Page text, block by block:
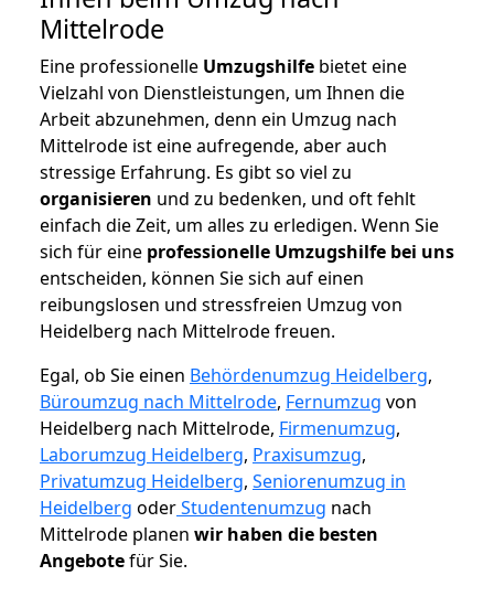
Mittelrode
Eine professionelle Umzugshilfe bietet eine
Vielzahl von Dienstleistungen, um Ihnen die
Arbeit abzunehmen, denn ein Umzug nach
Mittelrode ist eine aufregende, aber auch
stressige Erfahrung. Es gibt so viel zu
organisieren und zu bedenken, und oft fehlt
einfach die Zeit, um alles zu erledigen. Wenn Sie
sich für eine professionelle Umzugshilfe bei uns
entscheiden, können Sie sich auf einen
reibungslosen und stressfreien Umzug von
Heidelberg nach Mittelrode freuen.
Egal, ob Sie einen Behördenumzug Heidelberg,
Büroumzug nach Mittelrode, Fernumzug von
Heidelberg nach Mittelrode, Firmenumzug,
Laborumzug Heidelberg, Praxisumzug,
Privatumzug Heidelberg, Seniorenumzug in
Heidelberg oderStudentenumzug nach
Mittelrode planen wir haben die besten
Angebotefür Sie.